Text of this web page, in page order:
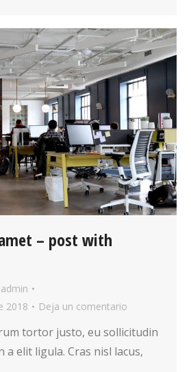
– post with
admin
2018
Deja un comentario
tortor justo, eu sollicitudin
a elit ligula. Cras nisl lacus,